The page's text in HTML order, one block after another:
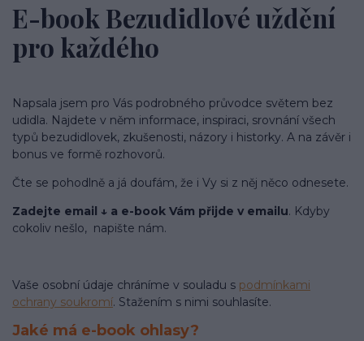
E-book Bezudidlové uždění
pro každého
Napsala jsem pro Vás podrobného průvodce světem bez
udidla. Najdete v něm informace, inspiraci, srovnání všech
typů bezudidlovek, zkušenosti, názory i historky. A na závěr i
bonus ve formě rozhovorů.
Čte se pohodlně a já doufám, že i Vy si z něj něco odnesete.
Zadejte email ↓ a e-book Vám přijde v emailu. Kdyby
cokoliv nešlo, napište nám.
Vaše osobní údaje chráníme v souladu s podmínkami
ochrany soukromí. Stažením s nimi souhlasíte.
Jaké má e-book ohlasy?